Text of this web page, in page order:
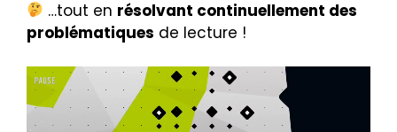
…tout en résolvant continuellement des
problématiques de lecture !